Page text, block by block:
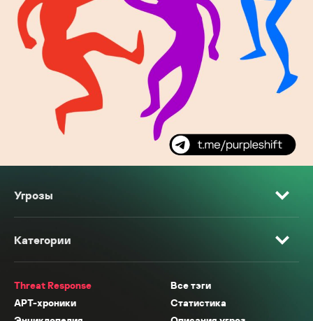
Угрозы
Категории
Threat Response
Все тэги
APT-хроники
Статистика